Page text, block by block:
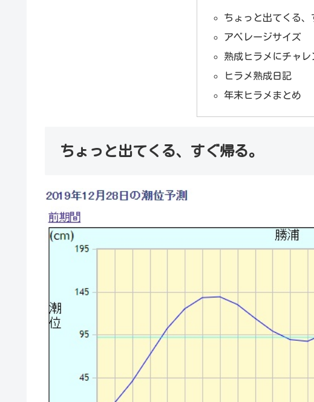
ちょっと出てくる、
アベレージサイズ
熟成ヒラメにチャレ
ヒラメ熟成日記
年末ヒラメまとめ
ちょっと出てくる、すぐ帰る。